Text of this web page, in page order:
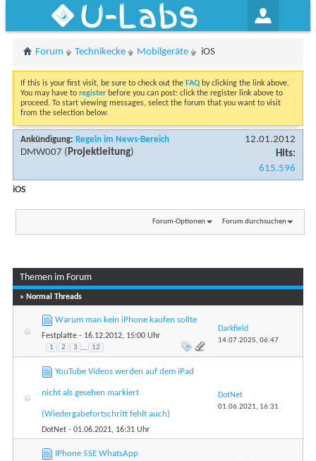
U-Labs
Forum Technikecke Mobilgeräte iOS
If this is your first visit, be sure to check out the FAQ by clicking the link above.
You may have to register before you can post: click the register link above to
proceed. To start viewing messages, select the forum that you want to visit
from the selection below.
Ankündigung: Regeln im News-Bereich
DMW007 (Projektleitung)
12.01.2012
Hits:
615.596
iOS
Forum-Optionen Forum durchsuchen
Themen im Forum
» Normal Threads
Warum man kein iPhone kaufen sollte
Festplatte - 16.12.2012, 15:00 Uhr
1 2 3 ... 12
Darkfield
14.07.2025, 06:47
YouTube Videos werden auf dem iPad
nicht als gesehen markiert
(Wiedergabefortschritt fehlt auch)
DotNet - 01.06.2021, 16:31 Uhr
DotNet
01.06.2021, 16:31
IPhone 5SE WhatsApp